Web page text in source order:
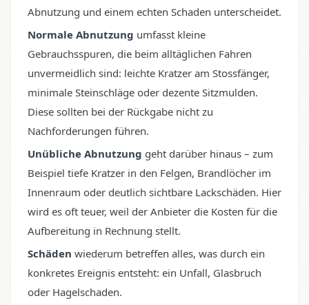
Abnutzung und einem echten Schaden unterscheidet.
Normale Abnutzung umfasst kleine
Gebrauchsspuren, die beim alltäglichen Fahren
unvermeidlich sind: leichte Kratzer am Stossfänger,
minimale Steinschläge oder dezente Sitzmulden.
Diese sollten bei der Rückgabe nicht zu
Nachforderungen führen.
Unübliche Abnutzung geht darüber hinaus – zum
Beispiel tiefe Kratzer in den Felgen, Brandlöcher im
Innenraum oder deutlich sichtbare Lackschäden. Hier
wird es oft teuer, weil der Anbieter die Kosten für die
Aufbereitung in Rechnung stellt.
Schäden wiederum betreffen alles, was durch ein
konkretes Ereignis entsteht: ein Unfall, Glasbruch
oder Hagelschaden.